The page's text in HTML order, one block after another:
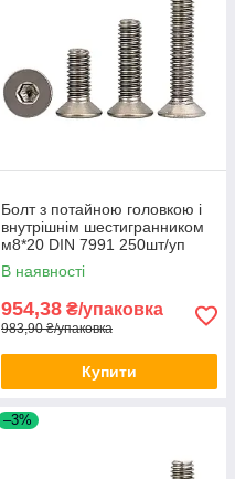
Болт з потайною головкою і
внутрішнім шестигранником
м8*20 DIN 7991 250шт/уп
В наявності
954,38 ₴/упаковка
983,90 ₴/упаковка
Купити
–3%